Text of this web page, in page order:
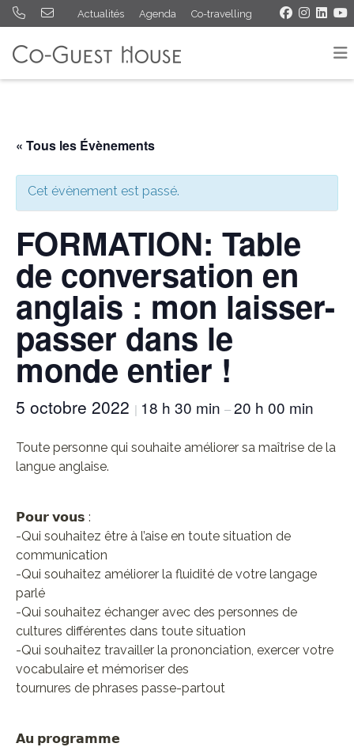
Actualités Agenda Co-travelling
« Tous les Évènements
Cet évènement est passé.
FORMATION: Table
de conversation en
anglais : mon laisser-
passer dans le
monde entier !
5 octobre 2022 | 18 h 30 min –20 h 00 min
Toute personne qui souhaite améliorer sa maîtrise de la
langue anglaise.
𝗣𝗼𝘂𝗿 𝘃𝗼𝘂𝘀 :
-Qui souhaitez être à l’aise en toute situation de
communication
-Qui souhaitez améliorer la fluidité de votre langage
parlé
-Qui souhaitez échanger avec des personnes de
cultures différentes dans toute situation
-Qui souhaitez travailler la prononciation, exercer votre
vocabulaire et mémoriser des
tournures de phrases passe-partout
𝗔𝘂 𝗽𝗿𝗼𝗴𝗿𝗮𝗺𝗺𝗲